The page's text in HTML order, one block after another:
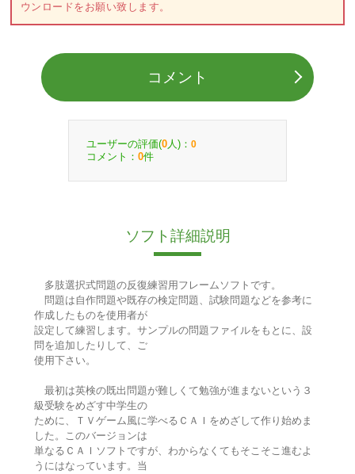
ウンロードをお願い致します。
コメント
ユーザーの評価(0 人)： 0
コメント： 0件
ソフト詳細説明
多肢選択式問題の反復練習用フレームソフトです。
問題は自作問題や既存の検定問題、試験問題などを参考に
作成したものを使用者が
設定して練習します。サンプルの問題ファイルをもとに、設
問を追加したりして、ご
使用下さい。
最初は英検の既出問題が難しくて勉強が進まないという３
級受験をめざす中学生の
ために、ＴＶゲーム風に学べるＣＡＩをめざして作り始めま
した。このバージョンは
単なるＣＡＩソフトですが、わからなくてもそこそこ進むよ
うにはなっています。当